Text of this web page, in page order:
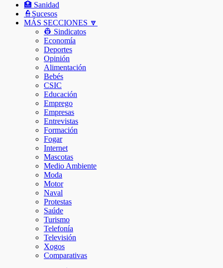
🏥 Sanidad
👮Sucesos
MÁS SECCIONES 🔽
👷 Sindicatos
Economía
Deportes
Opinión
Alimentación
Bebés
CSIC
Educación
Emprego
Empresas
Entrevistas
Formación
Fogar
Internet
Mascotas
Medio Ambiente
Moda
Motor
Naval
Protestas
Saúde
Turismo
Telefonía
Televisión
Xogos
Comparativas